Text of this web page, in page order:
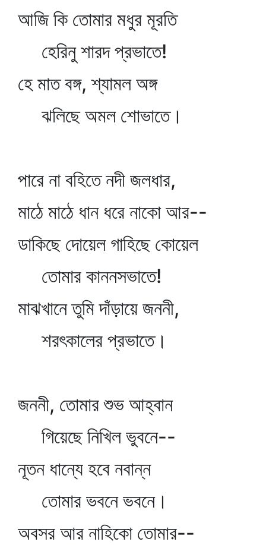
আজি কি তোমার মধুর মূরতি
হেরিনু শারদ প্রভাতে!
হে মাত বঙ্গ, শ্যামল অঙ্গ
ঝলিছে অমল শোভাতে।
পারে না বহিতে নদী জলধার,
মাঠে মাঠে ধান ধরে নাকো আর--
ডাকিছে দোয়েল গাহিছে কোয়েল
তোমার কাননসভাতে!
মাঝখানে তুমি দাঁড়ায়ে জননী,
শরৎকালের প্রভাতে।
জননী, তোমার শুভ আহ্বান
গিয়েছে নিখিল ভুবনে--
নূতন ধান্যে হবে নবান্ন
তোমার ভবনে ভবনে।
অবসর আর নাহিকো তোমার--